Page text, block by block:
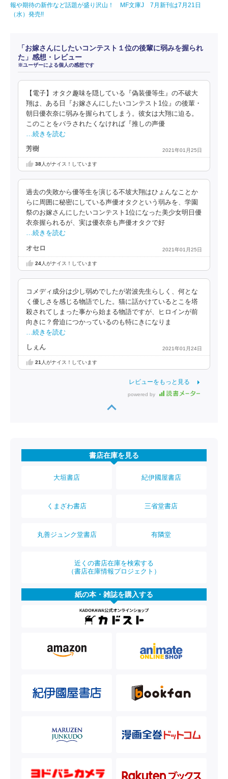
報や期待の新作など話題が盛り沢山！ MF文庫J 7月新刊は7月21日
（水）発売!!
「お嫁さんにしたいコンテスト１位の後輩に弱みを握られ
た」感想・レビュー
※ユーザーによる個人の感想です
【電子】オタク趣味を隠している『偽装優等生』の不破大
翔は、ある日『お嫁さんにしたいコンテスト1位』の後輩・
朝日優衣奈に弱みを握られてしまう。彼女は大翔に迫る。
このことをバラされたくなければ『推しの声優
…続きを読む
芳樹 2021年01月25日
38人がナイス！しています
過去の失敗から優等生を演じる不坡大翔はひょんなことか
らに周囲に秘密にしている声優オタクという弱みを、学園
祭のお嫁さんにしたいコンテスト1位になった美少女明日優
衣奈握られるが、実は優衣奈も声優オタクで好
…続きを読む
オセロ 2021年01月25日
24人がナイス！しています
コメディ成分は少し弱めでしたが岩波先生らしく、何とな
く優しさを感じる物語でした。猫に話かけているとこを塔
殺されてしまった事から始まる物語ですが、ヒロインが前
向きに？脅迫につかっているのも特にきになりま
…続きを読む
しぇん 2021年01月24日
21人がナイス！しています
レビューをもっと見る
powered by
書店在庫を見る
大垣書店 紀伊國屋書店
くまざわ書店 三省堂書店
丸善ジュンク堂書店 有隣堂
近くの書店在庫を検索する
（書店在庫情報プロジェクト）
紙の本・雑誌を購入する